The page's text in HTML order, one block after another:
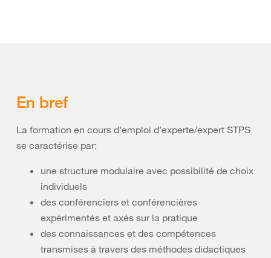
En bref
La formation en cours d’emploi d’experte/expert STPS
se caractérise par:
une structure modulaire avec possibilité de choix
individuels
des conférenciers et conférencières
expérimentés et axés sur la pratique
des connaissances et des compétences
transmises à travers des méthodes didactiques